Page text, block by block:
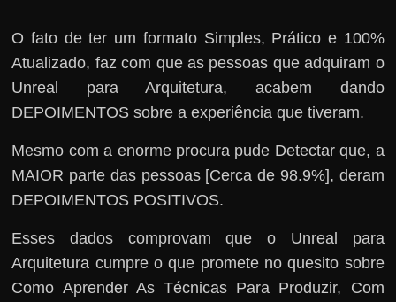
O fato de ter um formato Simples, Prático e 100%
Atualizado, faz com que as pessoas que adquiram o
Unreal para Arquitetura, acabem dando
DEPOIMENTOS sobre a experiência que tiveram.
Mesmo com a enorme procura pude Detectar que, a
MAIOR parte das pessoas [Cerca de 98.9%], deram
DEPOIMENTOS POSITIVOS.
Esses dados comprovam que o Unreal para
Arquitetura cumpre o que promete no quesito sobre
Como Aprender As Técnicas Para Produzir, Com